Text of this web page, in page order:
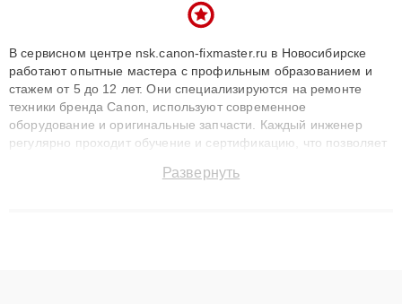
В сервисном центре nsk.canon-fixmaster.ru в Новосибирске
работают опытные мастера с профильным образованием и
стажем от 5 до 12 лет. Они специализируются на ремонте
техники бренда Canon, используют современное
оборудование и оригинальные запчасти. Каждый инженер
регулярно проходит обучение и сертификацию, что позволяет
технику с сохранением гарантии до 3 лет. Наши мастера
Развернуть